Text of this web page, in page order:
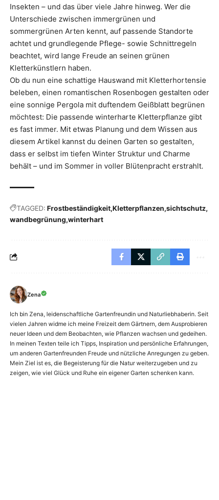
Insekten – und das über viele Jahre hinweg. Wer die
Unterschiede zwischen immergrünen und
sommergrünen Arten kennt, auf passende Standorte
achtet und grundlegende Pflege- sowie Schnittregeln
beachtet, wird lange Freude an seinen grünen
Kletterkünstlern haben.
Ob du nun eine schattige Hauswand mit Kletterhortensie
beleben, einen romantischen Rosenbogen gestalten oder
eine sonnige Pergola mit duftendem Geißblatt begrünen
möchtest: Die passende winterharte Kletterpflanze gibt
es fast immer. Mit etwas Planung und dem Wissen aus
diesem Artikel kannst du deinen Garten so gestalten,
dass er selbst im tiefen Winter Struktur und Charme
behält – und im Sommer in voller Blütenpracht erstrahlt.
TAGGED: Frostbeständigkeit Kletterpflanzen sichtschutz
wandbegrünung winterhart
Zena
Ich bin Zena, leidenschaftliche Gartenfreundin und Naturliebhaberin. Seit
vielen Jahren widme ich meine Freizeit dem Gärtnern, dem Ausprobieren
neuer Ideen und dem Beobachten, wie Pflanzen wachsen und gedeihen.
In meinen Texten teile ich Tipps, Inspiration und persönliche Erfahrungen,
um anderen Gartenfreunden Freude und nützliche Anregungen zu geben.
Mein Ziel ist es, die Begeisterung für die Natur weiterzugeben und zu
zeigen, wie viel Glück und Ruhe ein eigener Garten schenken kann.